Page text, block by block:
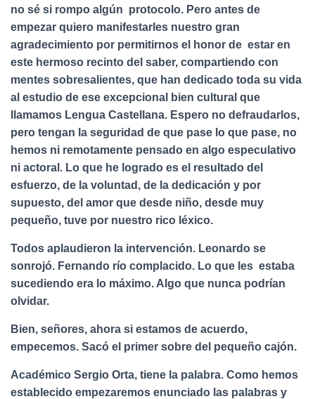
no sé si rompo algún protocolo. Pero antes de
empezar quiero manifestarles nuestro gran
agradecimiento por permitirnos el honor de estar en
este hermoso recinto del saber, compartiendo con
mentes sobresalientes, que han dedicado toda su vida
al estudio de ese excepcional bien cultural que
llamamos Lengua Castellana. Espero no defraudarlos,
pero tengan la seguridad de que pase lo que pase, no
hemos ni remotamente pensado en algo especulativo
ni actoral. Lo que he logrado es el resultado del
esfuerzo, de la voluntad, de la dedicación y por
supuesto, del amor que desde niño, desde muy
pequeño, tuve por nuestro rico léxico.
Todos aplaudieron la intervención. Leonardo se
sonrojó. Fernando río complacido. Lo que les estaba
sucediendo era lo máximo. Algo que nunca podrían
olvidar.
Bien, señores, ahora si estamos de acuerdo,
empecemos. Sacó el primer sobre del pequeño cajón.
Académico Sergio Orta, tiene la palabra. Como hemos
establecido empezaremos enunciado las palabras y